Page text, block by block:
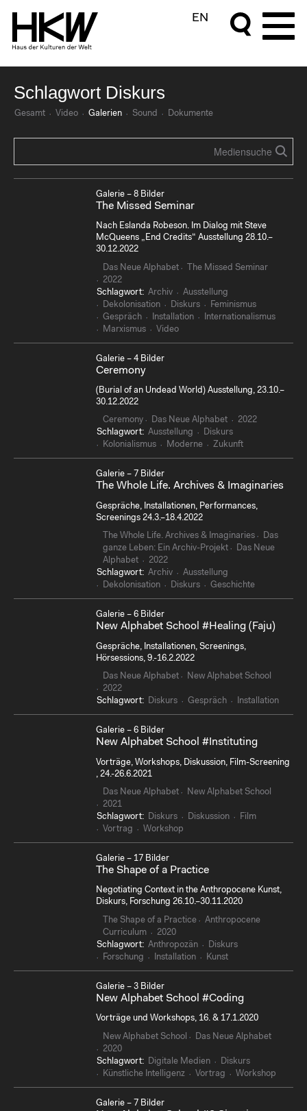
EN
Schlagwort Diskurs
Gesamt Video Galerien Sound Dokumente
Galerie – 8 Bilder
The Missed Seminar
Nach Eslanda Robeson. Im Dialog mit Steve
McQueens „End Credits“ Ausstellung 28.10.–
30.12.2022
Das Neue Alphabet
The Missed Seminar
2022
Schlagwort: Archiv
Ausstellung
Dekolonisation
Diskurs
Feminismus
Gespräch
Installation
Internationalismus
Marxismus
Video
Galerie – 4 Bilder
Ceremony
(Burial of an Undead World) Ausstellung, 23.10.–
30.12.2022
Ceremony Das Neue Alphabet
2022
Schlagwort: Ausstellung
Diskurs
Kolonialismus
Moderne Zukunft
Galerie – 7 Bilder
The Whole Life. Archives & Imaginaries
Gespräche, Installationen, Performances,
Screenings 24.3.–18.4.2022
The Whole Life. Archives & Imaginaries
Das
ganze Leben: Ein Archiv-Projekt
Das Neue
Alphabet
2022
Schlagwort: Archiv
Ausstellung
Dekolonisation
Diskurs Geschichte
Galerie – 6 Bilder
New Alphabet School #Healing (Faju)
Gespräche, Installationen, Screenings,
Hörsessions, 9.-16.2.2022
Das Neue Alphabet
New Alphabet School
2022
Schlagwort:
Diskurs Gespräch Installation
Galerie – 6 Bilder
New Alphabet School #Instituting
Vorträge, Workshops, Diskussion, Film-Screening
, 24.-26.6.2021
Das Neue Alphabet
New Alphabet School
2021
Schlagwort:
Diskurs Diskussion
Film
Vortrag
Workshop
Galerie – 17 Bilder
The Shape of a Practice
Negotiating Context in the Anthropocene Kunst,
Diskurs, Forschung 26.10.–30.11.2020
The Shape of a Practice
Anthropocene
Curriculum
2020
Schlagwort: Anthropozän
Diskurs
Forschung
Installation Kunst
Galerie – 3 Bilder
New Alphabet School #Coding
Vorträge und Workshops, 16. & 17.1.2020
New Alphabet School
Das Neue Alphabet
2020
Schlagwort:
Digitale Medien
Diskurs
Künstliche Intelligenz
Vortrag Workshop
Galerie – 7 Bilder